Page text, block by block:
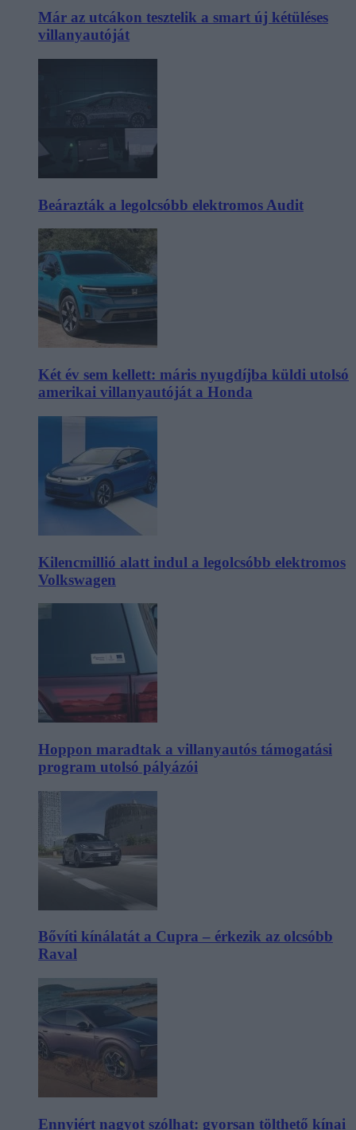
Már az utcákon tesztelik a smart új kétüléses
villanyautóját
Beárazták a legolcsóbb elektromos Audit
Két év sem kellett: máris nyugdíjba küldi utolsó
amerikai villanyautóját a Honda
Kilencmillió alatt indul a legolcsóbb elektromos
Volkswagen
Hoppon maradtak a villanyautós támogatási
program utolsó pályázói
Bővíti kínálatát a Cupra – érkezik az olcsóbb
Raval
Ennyiért nagyot szólhat: gyorsan tölthető kínai